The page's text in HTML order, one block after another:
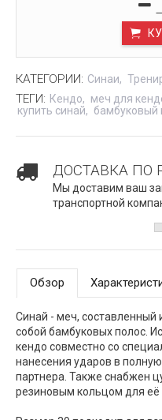
КАТЕГОРИИ: Синаи
ТЕГИ: Кендо меч для
купить синай
бамбуковый
ДОСТАВКА ПО
Мы доставим ваш
транспортной
Обзор
Синай - меч,
собой бамбуковых полос.
кендо совместно со
нанесения ударов в
партнера. Также снабжен
резиновым кольцом для её